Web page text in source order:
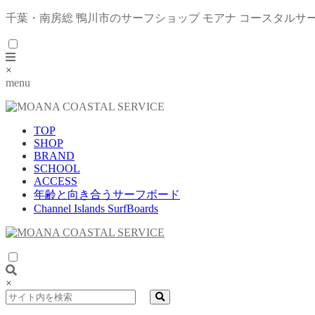
千葉・南房総 鴨川市のサーフショップ モアナ コースタルサ
×
menu
TOP
SHOP
BRAND
SCHOOL
ACCESS
年齢と向き合うサーフボード
Channel Islands SurfBoards
×